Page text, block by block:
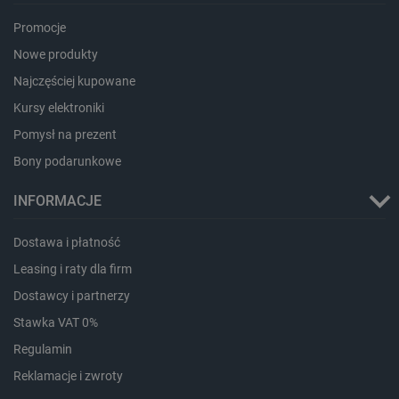
Promocje
Nowe produkty
Najczęściej kupowane
Kursy elektroniki
Pomysł na prezent
Bony podarunkowe
INFORMACJE
Dostawa i płatność
Leasing i raty dla firm
Dostawcy i partnerzy
Stawka VAT 0%
Regulamin
Reklamacje i zwroty
_smvs